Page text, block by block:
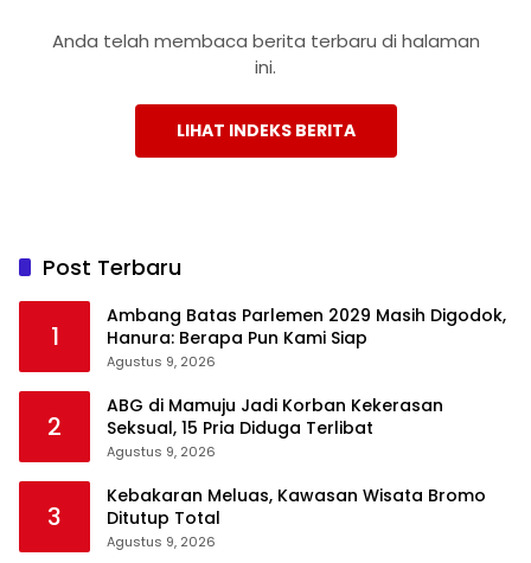
Anda telah membaca berita terbaru di halaman
ini.
LIHAT INDEKS BERITA
Post Terbaru
1
Ambang Batas Parlemen 2029 Masih Digodok,
Hanura: Berapa Pun Kami Siap
Agustus 9, 2026
2
ABG di Mamuju Jadi Korban Kekerasan
Seksual, 15 Pria Diduga Terlibat
Agustus 9, 2026
3
Kebakaran Meluas, Kawasan Wisata Bromo
Ditutup Total
Agustus 9, 2026